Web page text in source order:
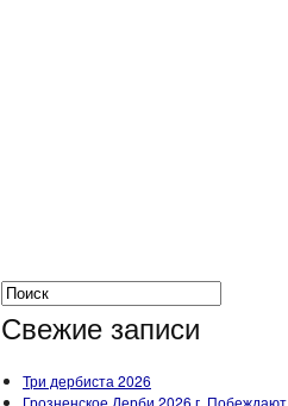
Свежие записи
Три дербиста 2026
Грозненское Дерби 2026 г. Побеждают